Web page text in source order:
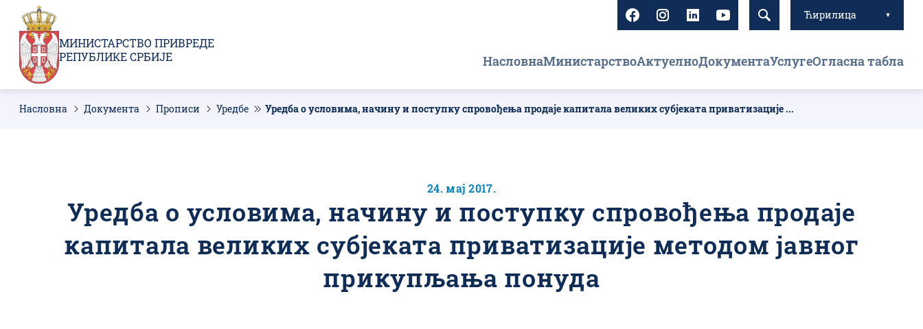
Пребаци
главни
садржаја
МИНИСТАРСТВО ПРИВРЕДЕ
РЕПУБЛИКЕ СРБИЈЕ
Главна
навигација
НасловнаМинистарствоАктуелноДокументаУслугеОгласна табла
Ћирилица
Мрвице
Насловна Документа Прописи Уредбе Уредба о условима, начину и поступку спровођења продаје капитала великих субјеката приватизације ...
24. мај 2017.
Уредба о условима, начину и поступку спровођења продаје
капитала великих субјеката приватизације методом јавног
прикупљања понуда